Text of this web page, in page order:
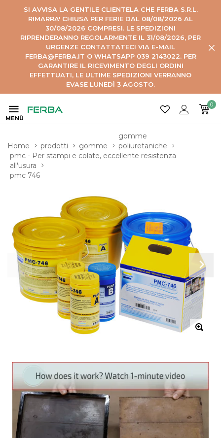
SI AVVISA LA GENTILE CLIENTELA CHE FERBA S.R.L.
RIMARRA' CHIUSA PER FERIE DAL 08/08/2026 AL
30/08/2026 COMPRESI. LE SPEDIZIONI
RIPRENDERANNO REGOLARMENTE IL 31/08/2026, PER
URGENZE CONTATTATECI VIA E-MAIL
FERBA@FERBA.IT O WHATSAPP 039 2143022. PER
GARANTIRE IL RICEVIMENTO DEGLI ORDINI
EFFETTUATI, LE ULTIME SPEDIZIONI VERRANNO
EVASE LUNEDÌ 3 AGOSTO.
MENÙ
0
Home prodotti gomme
gomme
poliuretaniche
pmc - Per stampi e colate, eccellente resistenza
all'usura
pmc 746